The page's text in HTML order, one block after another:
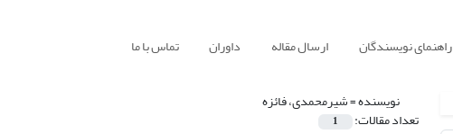
راهنمای نویسندگان ارسال مقاله داوران تماس با ما
نویسنده =شیرمحمدی، فائزه
تعداد مقالات: 1